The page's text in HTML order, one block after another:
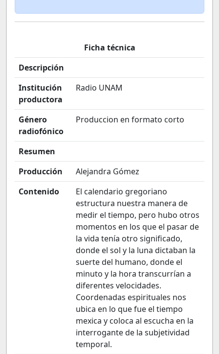
Ficha técnica
Descripción
Institución
productora
Radio UNAM
Género
radiofónico
Produccion en formato corto
Resumen
Producción
Alejandra Gómez
Contenido
El calendario gregoriano
estructura nuestra manera de
medir el tiempo, pero hubo otros
momentos en los que el pasar de
la vida tenía otro significado,
donde el sol y la luna dictaban la
suerte del humano, donde el
minuto y la hora transcurrían a
diferentes velocidades.
Coordenadas espirituales nos
ubica en lo que fue el tiempo
mexica y coloca al escucha en la
interrogante de la subjetividad
temporal.